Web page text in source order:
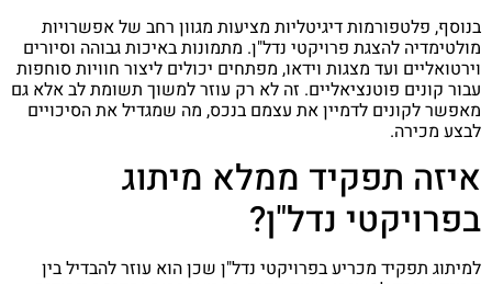
בנוסף, פלטפורמות דיגיטליות מציעות מגוון רחב של אפשרויות
מולטימדיה להצגת פרויקטי נדל"ן. מתמונות באיכות גבוהה וסיורים
וירטואליים ועד מצגות וידאו, מפתחים יכולים ליצור חוויות סוחפות
עבור קונים פוטנציאליים. זה לא רק עוזר למשוך תשומת לב אלא גם
מאפשר לקונים לדמיין את עצמם בנכס, מה שמגדיל את הסיכויים
לבצע מכירה.
איזה תפקיד ממלא מיתוג
בפרויקטי נדל"ן?
למיתוג תפקיד מכריע בפרויקטי נדל"ן שכן הוא עוזר להבדיל בין